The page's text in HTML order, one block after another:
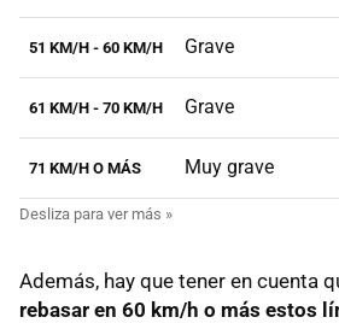
51 KM/H - 60 KM/H Grave
61 KM/H - 70 KM/H Grave
71 KM/H O MÁS Muy grave
Además, hay que tener en cuenta
rebasar en 60 km/h o más estos